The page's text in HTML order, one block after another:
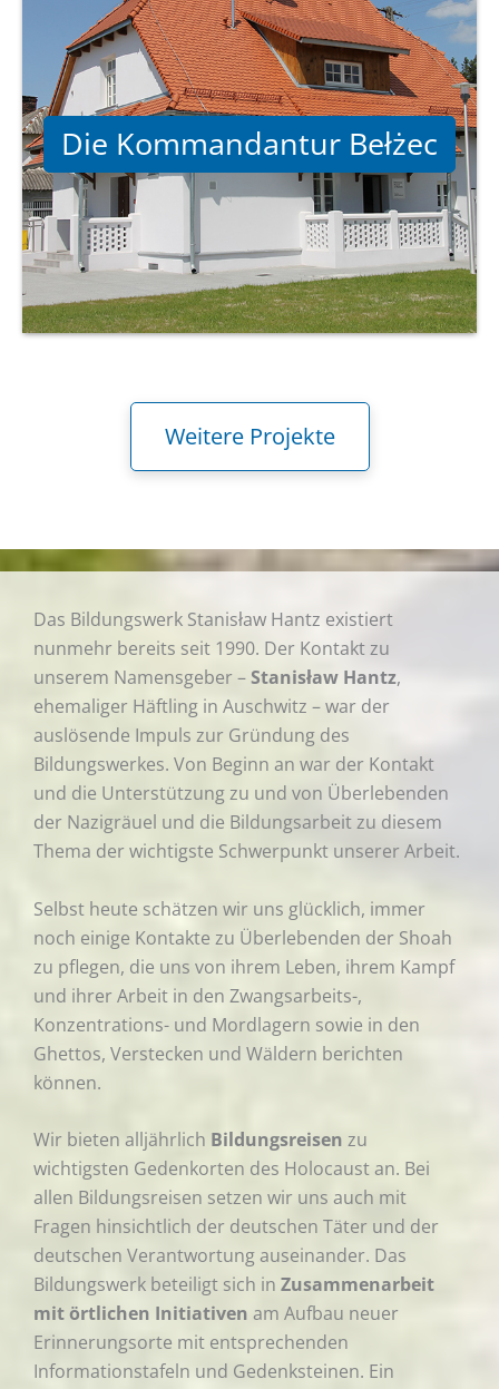
Die Kommandantur Bełżec
Weitere Projekte
Das Bildungswerk Stanisław Hantz existiert
nunmehr bereits seit 1990. Der Kontakt zu
unserem Namensgeber –Stanisław Hantz,
ehemaliger Häftling in Auschwitz – war der
auslösende Impuls zur Gründung des
Bildungswerkes. Von Beginn an war der Kontakt
und die Unterstützung zu und von Überlebenden
der Nazigräuel und die Bildungsarbeit zu diesem
Thema der wichtigste Schwerpunkt unserer Arbeit.
Selbst heute schätzen wir uns glücklich, immer
noch einige Kontakte zu Überlebenden der Shoah
zu pflegen, die uns von ihrem Leben, ihrem Kampf
und ihrer Arbeit in den Zwangsarbeits-,
Konzentrations- und Mordlagern sowie in den
Ghettos, Verstecken und Wäldern berichten
können.
Wir bieten alljährlich Bildungsreisen zu
wichtigsten Gedenkorten des Holocaust an. Bei
allen Bildungsreisen setzen wir uns auch mit
Fragen hinsichtlich der deutschen Täter und der
deutschen Verantwortung auseinander. Das
Bildungswerk beteiligt sich in Zusammenarbeit
mit örtlichen Initiativen am Aufbau neuer
Erinnerungsorte mit entsprechenden
Informationstafeln und Gedenksteinen. Ein